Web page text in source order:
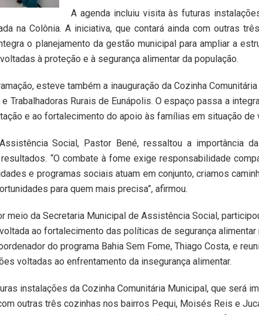
A agenda incluiu visita às futuras
na Colônia. A iniciativa, que contará ainda com outras
o planejamento da gestão municipal para ampliar a
à proteção e à segurança alimentar da população.
esteve também a inauguração da Cozinha
Trabalhadoras Rurais de Eunápolis. O espaço passa a
e ao fortalecimento do apoio às famílias em situação de
Social, Pastor Bené, ressaltou a importância
“O combate à fome exige responsabilidade
e programas sociais atuam em conjunto, criamos
para quem mais precisa”, afirmou.
meio da Secretaria Municipal de Assistência Social,
ao fortalecimento das políticas de segurança alimentar
do programa Bahia Sem Fome, Thiago Costa, e
voltadas ao enfrentamento da insegurança alimentar.
instalações da Cozinha Comunitária Municipal, que será
outras três cozinhas nos bairros Pequi, Moisés Reis e